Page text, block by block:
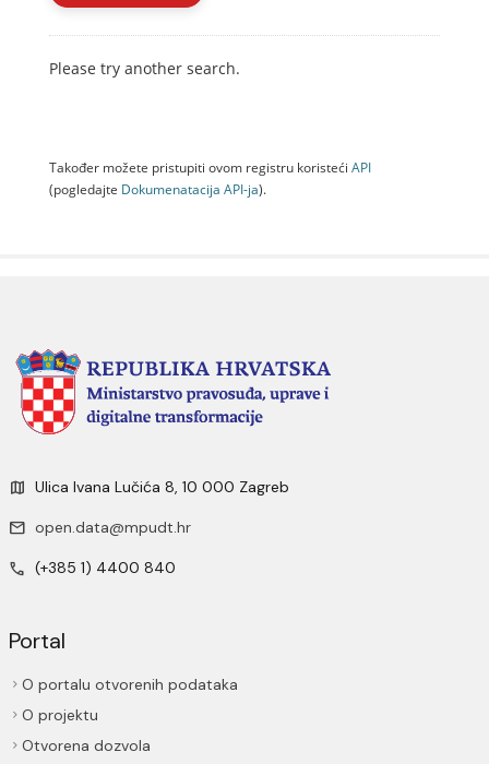
Please try another search.
Također možete pristupiti ovom registru koristeći API
(pogledajte Dokumenаtаcijа API-jа).